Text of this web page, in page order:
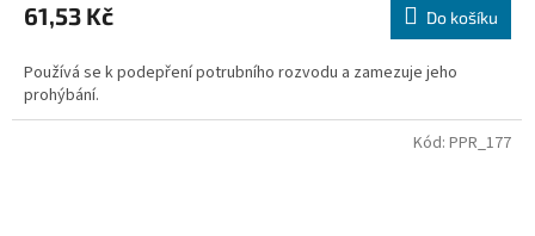
61,53 Kč Do košíku
Používá se k podepření potrubního rozvodu a zamezuje jeho
prohýbání.
Kód: PPR_177